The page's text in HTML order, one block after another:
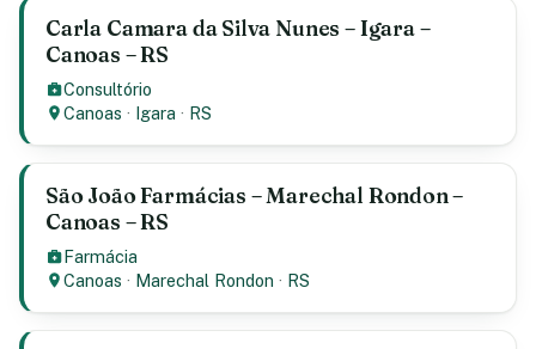
Carla Camara da Silva Nunes – Igara –
Canoas – RS
Consultório
Canoas · Igara · RS
São João Farmácias – Marechal Rondon –
Canoas – RS
Farmácia
Canoas · Marechal Rondon · RS